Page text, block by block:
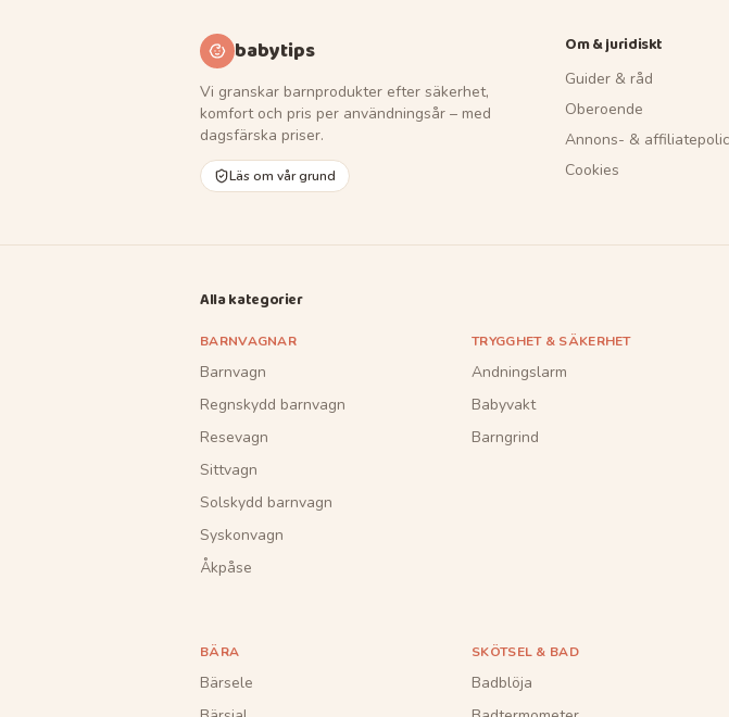
babytips
Vi granskar barnprodukter efter säkerhet,
komfort och pris per användningsår – med
dagsfärska priser.
Läs om vår grund
Om & juridiskt
Guider & råd
Oberoende
Annons- &
Cookies
Alla kategorier
BARNVAGNAR
Barnvagn
Regnskydd barnvagn
Resevagn
Sittvagn
Solskydd barnvagn
Syskonvagn
Åkpåse
TRYGGHET & SÄKERHET
Andningslarm
Babyvakt
Barngrind
BÄRA
Bärsele
SKÖTSEL & BAD
Badblöja